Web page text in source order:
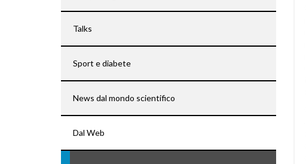
Talks
Sport e diabete
News dal mondo scientifico
Dal Web